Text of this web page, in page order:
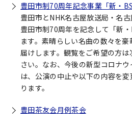
豊田市制70周年記念事業「新・
豊田市とNHK名古屋放送局・名古
豊田市制70周年を記念して「新
ます。素晴らしい名曲の数々を
届けします。観覧をご希望の方
さい。なお、今後の新型コロナ
は、公演の中止や以下の内容を
ります。
豊田茶友会月例茶会